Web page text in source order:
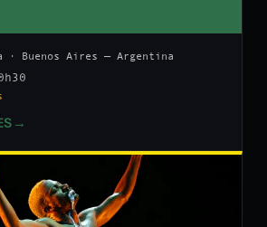
· Buenos Aires — Argentina
→